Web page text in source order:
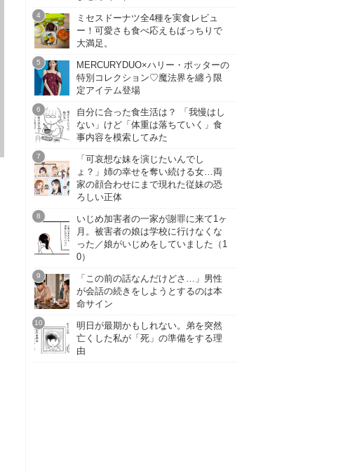
ミセスドーナツ全4種を実食レビュ
ー！可愛さも食べ応えもばっちりで
大満足。
MERCURYDUO×ハリー・ポッターの
特別コレクション♡魔法界を纏う限
定アイテム登場
自分に合った食生活は？ 「我慢はし
ない」けど「体重は落ちていく」食
事内容を模索してみた
「可哀想な妹を演じたいんでし
ょ？」姉の幸せを奪い続ける女…両
家の顔合わせにまで現れた従妹の恐
ろしい正体
いじめ加害者の一家が謝罪に来て1ヶ
月。被害者の娘は学校に行けなくな
った／娘がいじめをしていました（1
0）
「この前の話なんだけどさ…」男性
が会話の続きをしようとするのは本
命サイン
明日が最期かもしれない。弟を突然
亡くした私が「死」の準備をする理
由